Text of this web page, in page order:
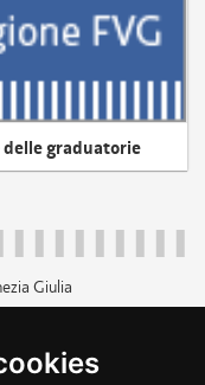
delle graduatorie
Giulia